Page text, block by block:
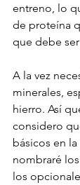
entreno, lo
de proteína
que debe
A la vez
minerales,
hierro. Así
considero
básicos en
nombraré
los